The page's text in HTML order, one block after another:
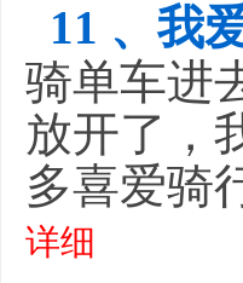
11 、我
骑单车进
放开了，
多喜爱骑
详细